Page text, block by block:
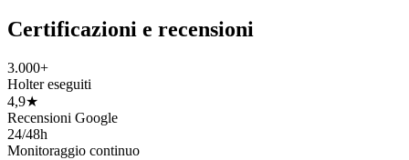
Certificazioni e recensioni
3.000+
Holter eseguiti
4,9★
Recensioni Google
24/48h
Monitoraggio continuo